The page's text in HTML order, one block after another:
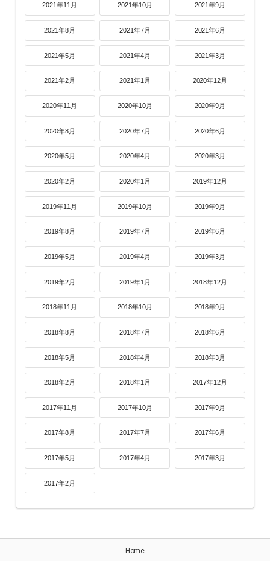
2021年11月 2021年10月 2021年9月
2021年8月 2021年7月 2021年6月
2021年5月 2021年4月 2021年3月
2021年2月 2021年1月 2020年12月
2020年11月 2020年10月 2020年9月
2020年8月 2020年7月 2020年6月
2020年5月 2020年4月 2020年3月
2020年2月 2020年1月 2019年12月
2019年11月 2019年10月 2019年9月
2019年8月 2019年7月 2019年6月
2019年5月 2019年4月 2019年3月
2019年2月 2019年1月 2018年12月
2018年11月 2018年10月 2018年9月
2018年8月 2018年7月 2018年6月
2018年5月 2018年4月 2018年3月
2018年2月 2018年1月 2017年12月
2017年11月 2017年10月 2017年9月
2017年8月 2017年7月 2017年6月
2017年5月 2017年4月 2017年3月
2017年2月
Home